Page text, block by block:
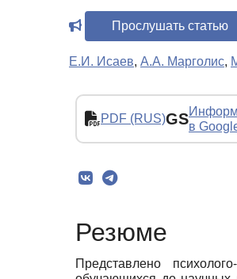
Прослушать статью
Е.И. Исаев, А.А. Марголис,
PDF (RUS)GSв
Резюме
Представлено